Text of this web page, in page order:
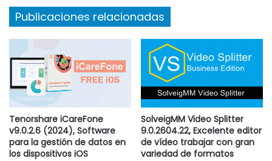
Publicaciones relacionadas
Tenorshare iCareFone
v9.0.2.6 (2024), Software
para la gestión de datos en
los dispositivos iOS
SolveigMM Video Splitter
9.0.2604.22, Excelente editor
de vídeo trabajar con gran
variedad de formatos